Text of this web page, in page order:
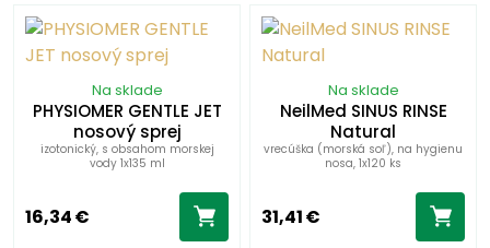
Na sklade
PHYSIOMER GENTLE JET
nosový sprej
izotonický, s obsahom morskej
vody 1x135 ml
16,34 €
Na sklade
NeilMed SINUS RINSE
Natural
vrecúška (morská soľ), na hygienu
nosa, 1x120 ks
31,41 €